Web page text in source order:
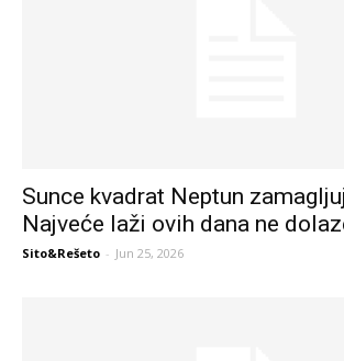
Sunce kvadrat Neptun
Najveće laži ovih dana ne
Sito&Rešeto - Jun 25, 2026